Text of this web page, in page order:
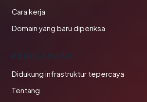
Cara kerja
Domain yang baru diperiksa
PERUSAHAAN
Didukung infrastruktur tepercaya
Tentang